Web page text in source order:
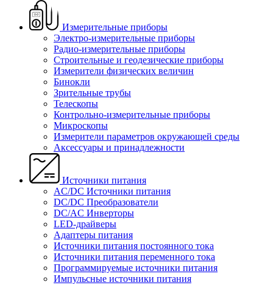
Измерительные приборы
Электро-измерительные приборы
Радио-измерительные приборы
Строительные и геодезические приборы
Измерители физических величин
Бинокли
Зрительные трубы
Телескопы
Контрольно-измерительные приборы
Микроскопы
Измерители параметров окружающей среды
Аксессуары и принадлежности
Источники питания
AC/DC Источники питания
DC/DC Преобразователи
DC/AC Инверторы
LED-драйверы
Адаптеры питания
Источники питания постоянного тока
Источники питания переменного тока
Программируемые источники питания
Импульсные источники питания